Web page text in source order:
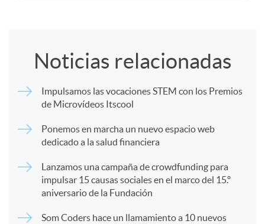
Noticias relacionadas
Impulsamos las vocaciones STEM con los Premios
de Microvídeos Itscool
Ponemos en marcha un nuevo espacio web
dedicado a la salud financiera
Lanzamos una campaña de crowdfunding para
impulsar 15 causas sociales en el marco del 15.º
aniversario de la Fundación
Som Coders hace un llamamiento a 10 nuevos